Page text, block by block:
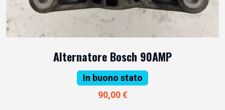
Alternatore Bosch 90AMP
In buono stato
90,00 €